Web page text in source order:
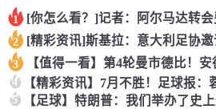
1
2
3
4
5 【足球】特朗普：我们举办了史